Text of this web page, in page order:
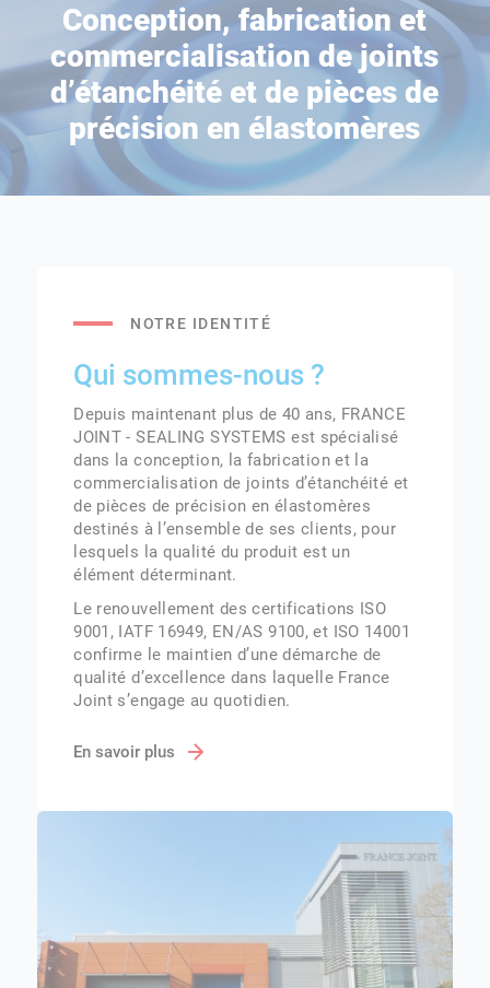
Conception, fabrication et
commercialisation de joints
d’étanchéité et de pièces de
précision en élastomères
NOTRE IDENTITÉ
Qui sommes-nous ?
Depuis maintenant plus de 40 ans, FRANCE
JOINT - SEALING SYSTEMS est spécialisé
dans la conception, la fabrication et la
commercialisation de joints d’étanchéité et
de pièces de précision en élastomères
destinés à l’ensemble de ses clients, pour
lesquels la qualité du produit est un
élément déterminant.
Le renouvellement des certifications ISO
9001, IATF 16949, EN/AS 9100, et ISO 14001
confirme le maintien d’une démarche de
qualité d’excellence dans laquelle France
Joint s’engage au quotidien.
En savoir plus